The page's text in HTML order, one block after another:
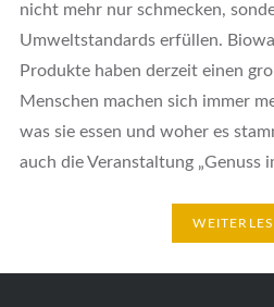
nicht mehr nur schmecken,
Umweltstandards erfüllen.
Produkte haben derzeit einen
Menschen machen sich immer
was sie essen und woher es
auch die Veranstaltung „Genuss